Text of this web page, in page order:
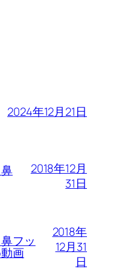
2024年12月21日
2018年12月
31日
フッ
画
2018年
12月31
日